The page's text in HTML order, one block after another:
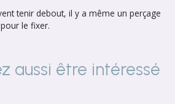
tenir debout, il y a même un perçage
le fixer.
aussi être intéressé